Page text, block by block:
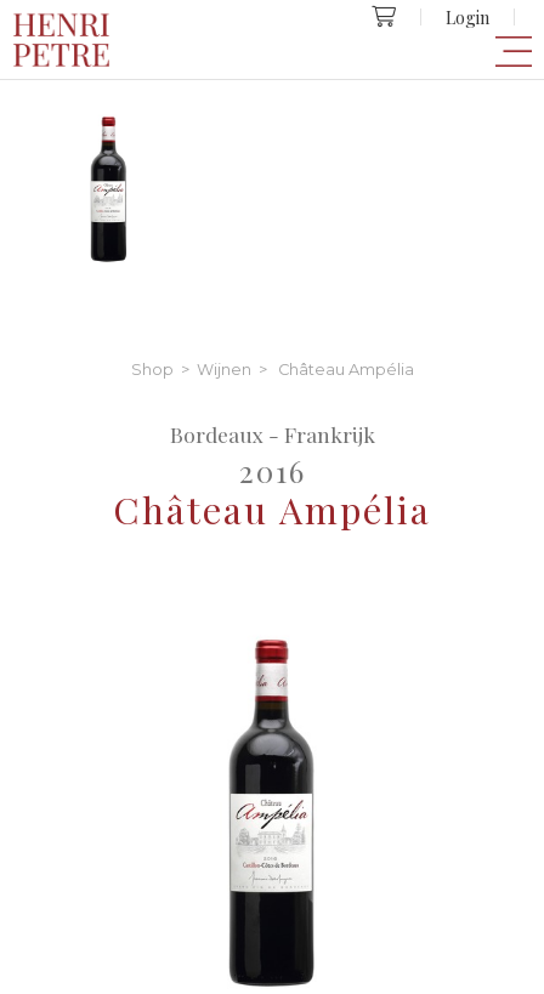
Login
Shop > Wijnen > Château Ampélia
Bordeaux - Frankrijk
2016
Château Ampélia